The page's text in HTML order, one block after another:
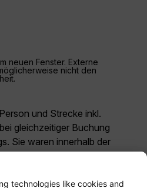
neuen Fenster. Externe
nicht den
und Strecke inkl.
gleichzeitiger Buchung
Sie waren innerhalb der
aktuell. Bei den für die
Tarifen handelt es